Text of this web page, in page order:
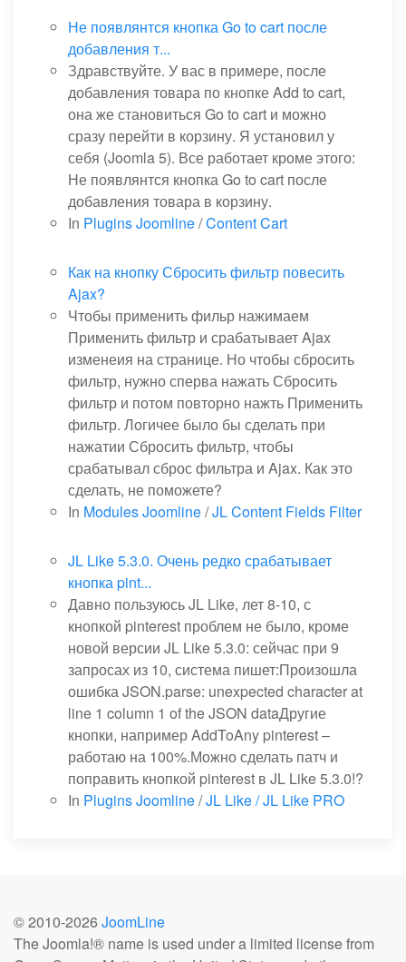
Не появлянтся кнопка Go to cart после
добавления т...
Здравствуйте. У вас в примере, после
добавления товара по кнопке Add to cart,
она же становиться Go to cart и можно
сразу перейти в корзину. Я установил у
себя (Joomla 5). Все работает кроме этого:
Не появлянтся кнопка Go to cart после
добавления товара в корзину.
In Plugins Joomline/Content Cart
Как на кнопку Сбросить фильтр повесить
Ajax?
Чтобы применить фильр нажимаем
Применить фильтр и срабатывает Ajax
изменеия на странице. Но чтобы сбросить
фильтр, нужно сперва нажать Сбросить
фильтр и потом повторно нажть Применить
фильтр. Логичее было бы сделать при
нажатии Сбросить фильтр, чтобы
срабатывал сброс фильтра и Ajax. Как это
сделать, не поможете?
In Modules Joomline/JL Content Fields Filter
JL Like 5.3.0. Очень редко срабатывает
кнопка pint...
Давно пользуюсь JL Like, лет 8-10, с
кнопкой pinterest проблем не было, кроме
новой версии JL Like 5.3.0: сейчас при 9
запросах из 10, система пишет:Произошла
ошибка JSON.parse: unexpected character at
line 1 column 1 of the JSON dataДругие
кнопки, например AddToAny pinterest –
работаю на 100%.Можно сделать патч и
поправить кнопкой pinterest в JL Like 5.3.0!?
In Plugins Joomline/JL Like / JL Like PRO
© 2010-2026 JoomLine
The Joomla!® name is used under a limited license from